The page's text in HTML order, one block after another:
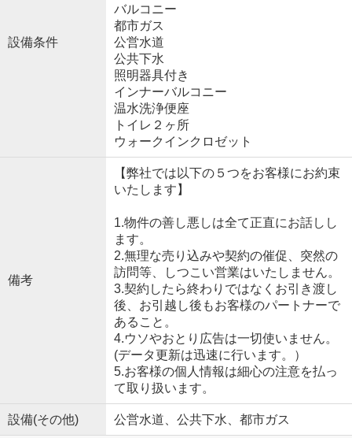
設備条件
バルコニー
都市ガス
公営水道
公共下水
照明器具付き
インナーバルコニー
温水洗浄便座
トイレ２ヶ所
ウォークインクロゼット
備考
【弊社では以下の５つをお客様にお約束
いたします】
1.物件の善し悪しは全て正直にお話しし
ます。
2.無理な売り込みや契約の催促、突然の
訪問等、しつこい営業はいたしません。
3.契約したら終わりではなくお引き渡し
後、お引越し後もお客様のパートナーで
あること。
4.ウソやおとり広告は一切使いません。
(データ更新は迅速に行います。）
5.お客様の個人情報は細心の注意を払っ
て取り扱います。
設備(その他) 公営水道、公共下水、都市ガス